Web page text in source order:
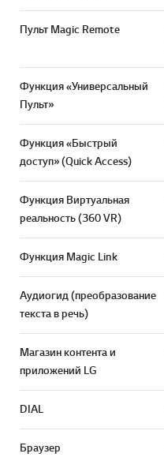
Пульт Magic Remote
Функция «Универсальный
Пульт»
Функция «Быстрый
доступ» (Quick Access)
Функция Виртуальная
реальность (360 VR)
Функция Magic Link
Аудиогид (преобразование
текста в речь)
Магазин контента и
приложений LG
DIAL
Браузер